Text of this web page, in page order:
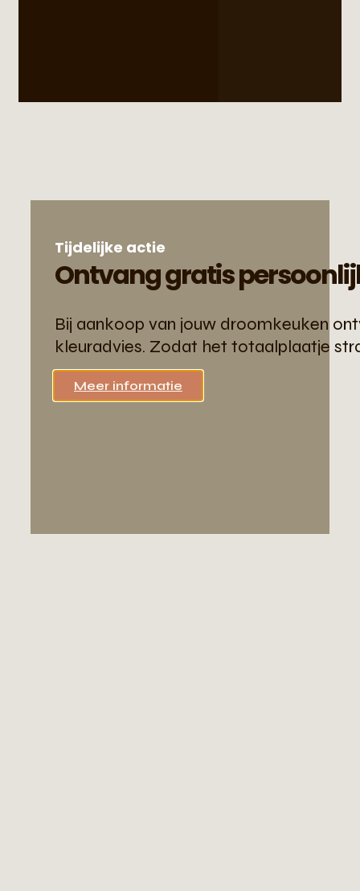
Tijdelijke actie
Ontvang gratis
Bij aankoop van jouw droomkeuken
kleuradvies. Zodat het totaalplaatje
Meer informatie